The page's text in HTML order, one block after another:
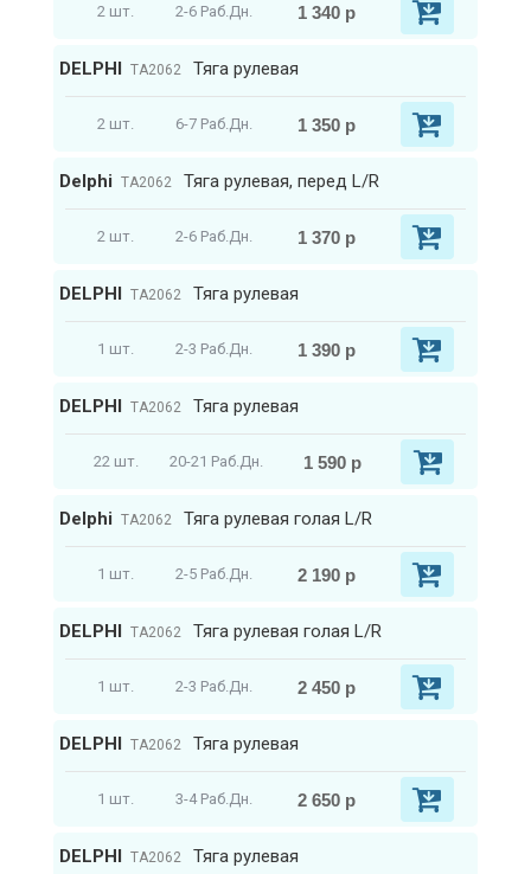
2 шт. 2-6 Раб.Дн. 1 340 р
DELPHI TA2062 Тяга рулевая
2 шт. 6-7 Раб.Дн. 1 350 р
Delphi TA2062 Тяга рулевая, перед L/R
2 шт. 2-6 Раб.Дн. 1 370 р
DELPHI TA2062 Тяга рулевая
1 шт. 2-3 Раб.Дн. 1 390 р
DELPHI TA2062 Тяга рулевая
22 шт. 20-21 Раб.Дн. 1 590 р
Delphi TA2062 Тяга рулевая голая L/R
1 шт. 2-5 Раб.Дн. 2 190 р
DELPHI TA2062 Тяга рулевая голая L/R
1 шт. 2-3 Раб.Дн. 2 450 р
DELPHI TA2062 Тяга рулевая
1 шт. 3-4 Раб.Дн. 2 650 р
DELPHI TA2062 Тяга рулевая